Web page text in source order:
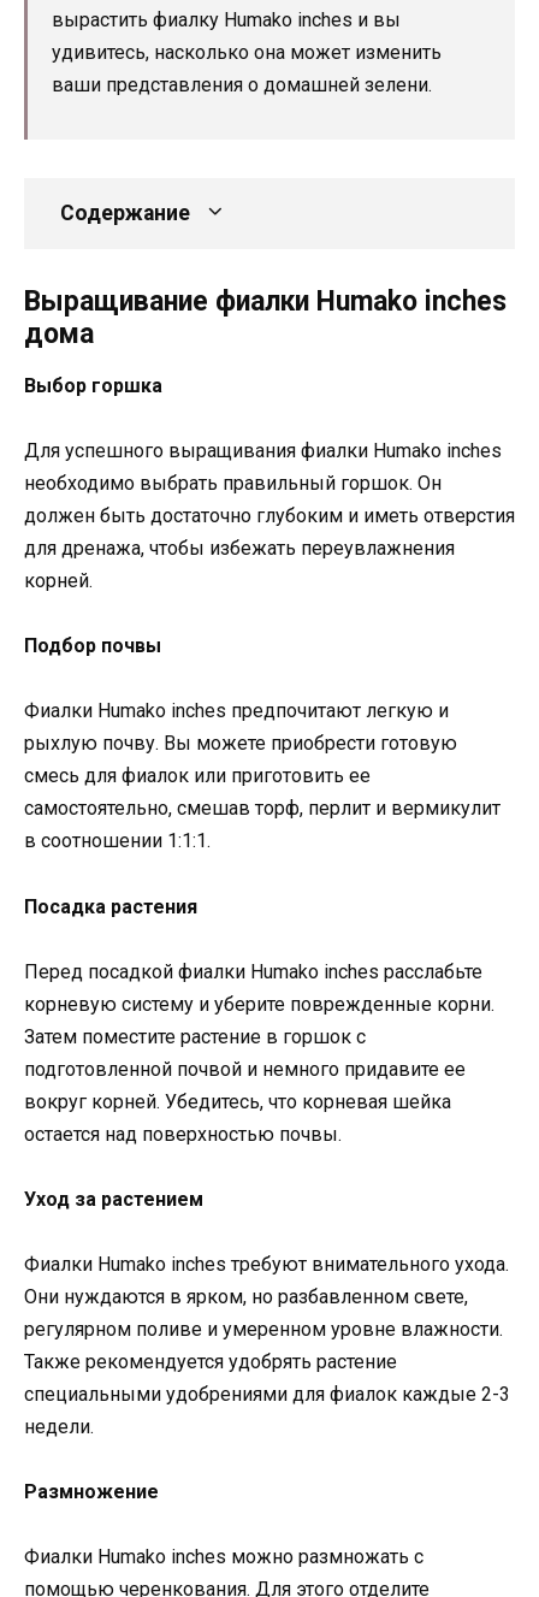
вырастить фиалку Humako inches и вы
удивитесь, насколько она может изменить
ваши представления о домашней зелени.
Содержание
Выращивание фиалки Humako inches
дома
Выбор горшка
Для успешного выращивания фиалки Humako inches
необходимо выбрать правильный горшок. Он
должен быть достаточно глубоким и иметь отверстия
для дренажа, чтобы избежать переувлажнения
корней.
Подбор почвы
Фиалки Humako inches предпочитают легкую и
рыхлую почву. Вы можете приобрести готовую
смесь для фиалок или приготовить ее
самостоятельно, смешав торф, перлит и вермикулит
в соотношении 1:1:1.
Посадка растения
Перед посадкой фиалки Humako inches расслабьте
корневую систему и уберите поврежденные корни.
Затем поместите растение в горшок с
подготовленной почвой и немного придавите ее
вокруг корней. Убедитесь, что корневая шейка
остается над поверхностью почвы.
Уход за растением
Фиалки Humako inches требуют внимательного ухода.
Они нуждаются в ярком, но разбавленном свете,
регулярном поливе и умеренном уровне влажности.
Также рекомендуется удобрять растение
специальными удобрениями для фиалок каждые 2-3
недели.
Размножение
Фиалки Humako inches можно размножать с
помощью черенкования. Для этого отделите